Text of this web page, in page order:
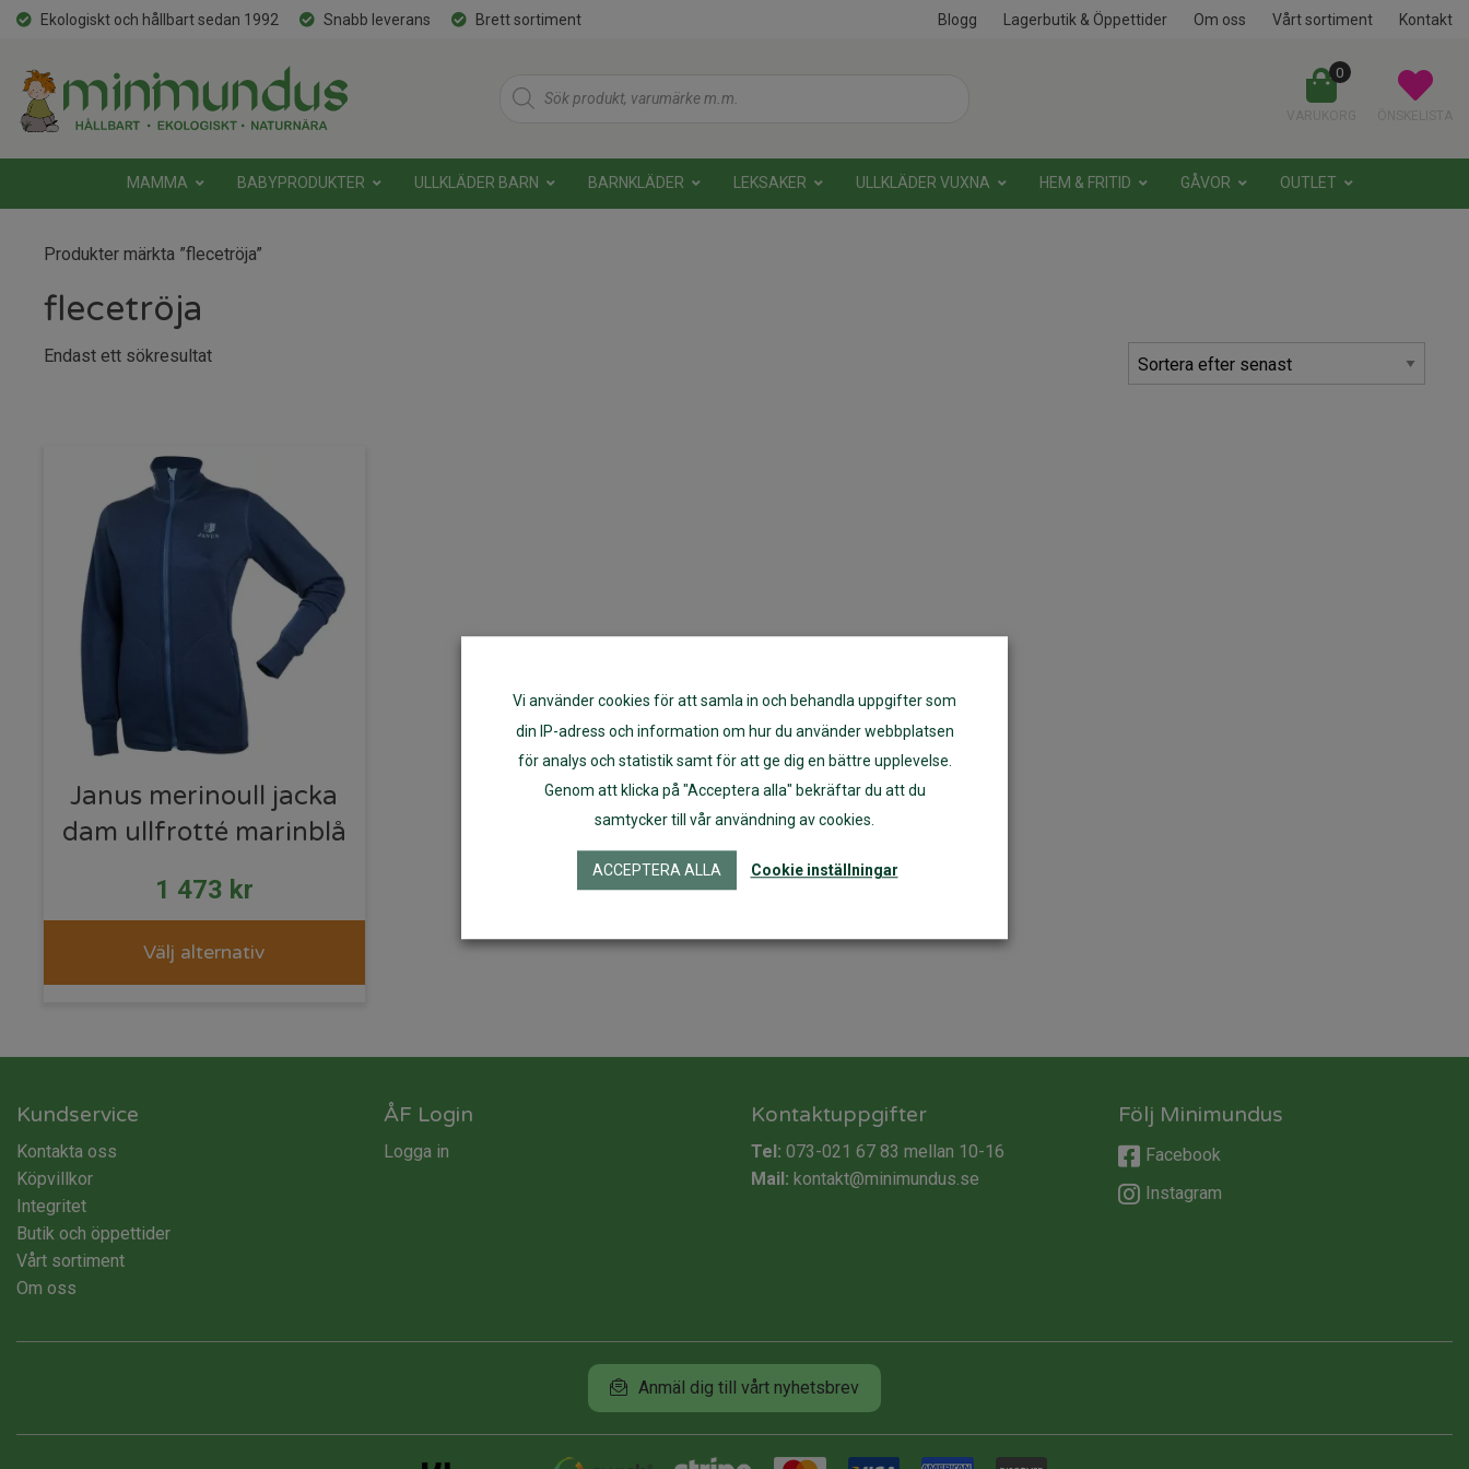
Ekologiskt och hållbart sedan 1992 Snabb leverans Brett sortiment Blogg Lagerbutik & Öppettider Om oss Vårt sortiment Kontakt
Products
search
0
MAMMA BABYPRODUKTER ULLKLÄDER BARN BARNKLÄDER LEKSAKER ULLKLÄDER VUXNA HEM & FRITID GÅVOR OUTLET
Produkter märkta ”flecetröja”
flecetröja
Endast ett sökresultat
Janus merinoull jacka
dam ullfrotté marinblå
1 473 kr
Välj alternativ
Kundservice
Kontakta oss
Köpvillkor
Integritet
Butik och öppettider
Vårt sortiment
Om oss
ÅF Login
Logga in
Kontaktuppgifter
Tel: 073-021 67 83 mellan 10-16
Mail: kontakt@minimundus.se
Följ Minimundus
Facebook
Instagram
Anmäl dig till vårt nyhetsbrev
Vi använder cookies för att samla in och behandla uppgifter som
din IP-adress och information om hur du använder webbplatsen
för analys och statistik samt för att ge dig en bättre upplevelse.
Genom att klicka på "Acceptera alla" bekräftar du att du
samtycker till vår användning av cookies.
ACCEPTERA ALLA Cookie inställningar